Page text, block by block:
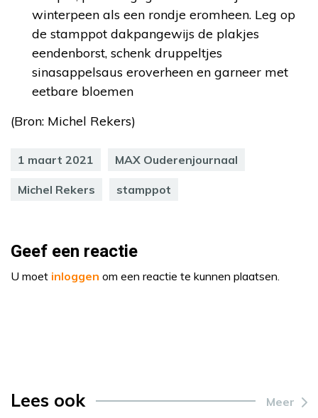
winterpeen als een rondje eromheen. Leg op
de stamppot dakpangewijs de plakjes
eendenborst, schenk druppeltjes
sinasappelsaus eroverheen en garneer met
eetbare bloemen
(Bron: Michel Rekers)
1 maart 2021 MAX Ouderenjournaal
Michel Rekers stamppot
Geef een reactie
U moet inloggen om een reactie te kunnen plaatsen.
Lees ook Meer